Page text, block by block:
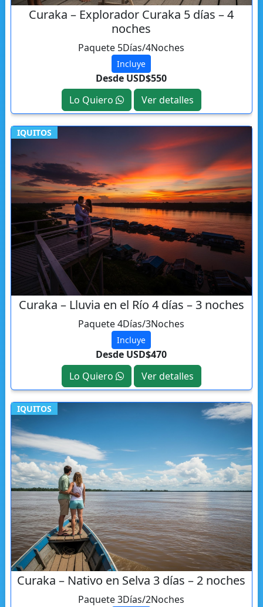
Curaka – Explorador Curaka 5 días – 4
noches
Paquete 5Días/4Noches
Incluye
Desde USD$550
Lo Quiero
Ver detalles
IQUITOS
Curaka – Lluvia en el Río 4 días – 3 noches
Paquete 4Días/3Noches
Incluye
Desde USD$470
Lo Quiero
Ver detalles
IQUITOS
Curaka – Nativo en Selva 3 días – 2 noches
Paquete 3Días/2Noches